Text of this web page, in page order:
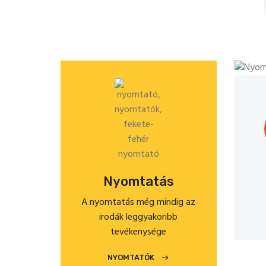
Nyomtatás
A nyomtatás még mindig az
irodák leggyakoribb
tevékenysége
NYOMTATÓK